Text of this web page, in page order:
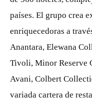
países. El grupo crea
enriquecedoras a
Anantara, Elewana
Tivoli, Minor Reserve
Avani, Colbert
variada cartera de